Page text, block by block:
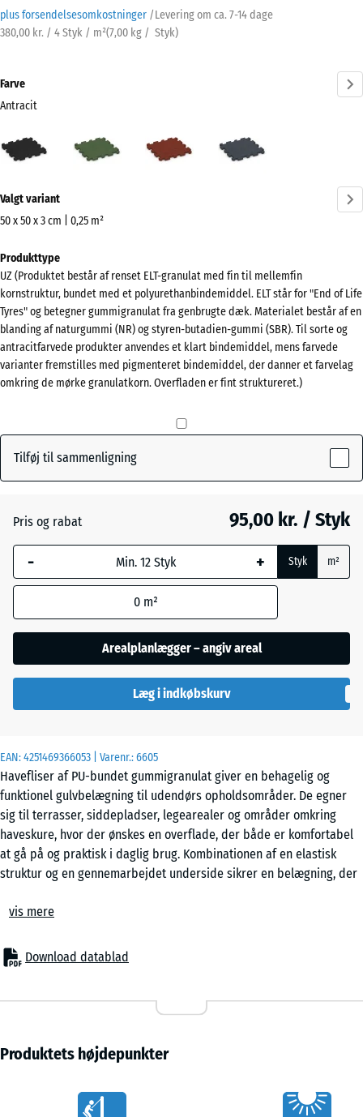
plus forsendelsesomkostninger /Levering om ca. 7-14 dage
380,00 kr. / 4 Styk / m²(7,00 kg / Styk)
EAN:4251469366053 | Varenr.:6605
Havefliser af PU-bundet gummigranulat giver en behagelig og
funktionel gulvbelægning til udendørs opholdsområder. De egner
sig til terrasser, siddepladser, legearealer og områder omkring
haveskure, hvor der ønskes en overflade, der både er komfortabel
at gå på og praktisk i daglig brug. Kombinationen af en elastisk
struktur og en gennemarbejdet underside sikrer en belægning, der
Stabil sammenkobling
enkelt klikkes sammen til en sammenhængende flade. Der er ikke
behov for lim eller skruer. Samlingen holder fliserne på plads, men
varieres med forskellige mønstre, eksempelvis halvforband eller
arealet.
beton, asfalt eller belægningssten. De kan også lægges på et
vis mere
Download datablad
Farve
Antracit
(active)
Græsgrøn Murstenrød
information
om
Vis
farvepalette
Antracit(active)
Græsgrøn + 8,00 kr.
Valgt variant
50 x 50 x 3 cm | 0,25 m²
til
forsendelse
540
x
540
x
30
Den valgte,
blåmarkerede
behovsberegningen
(medmindre andet
x
x 3
cm
50
x
50
x 4
cm
0,25
+ 28,00 kr.
Produkttype
UZ (Produktet består af renset ELT-granulat med fin til mellemfin
kornstruktur, bundet med et polyurethanbindemiddel. ELT står for "End of Life
Tyres" og betegner gummigranulat fra genbrugte dæk. Materialet består af en
blanding af naturgummi (NR) og styren-butadien-gummi (SBR). Til sorte og
antracitfarvede produkter anvendes et klart bindemiddel, mens farvede
varianter fremstilles med pigmenteret bindemiddel, der danner et farvelag
omkring de mørke granulatkorn. Overfladen er fint struktureret.)
Tilføj til sammenligning
Pris og rabat 95,00 kr. / Styk
- + Styk m²
0 m²
Arealplanlægger – angiv areal
Læg i indkøbskurv
Produktets højdepunkter